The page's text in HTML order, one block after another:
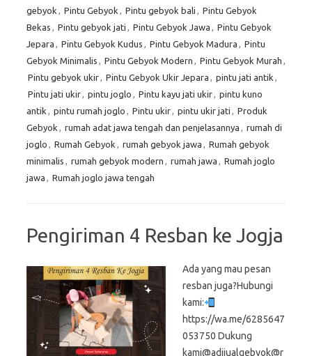
gebyok , Pintu Gebyok , Pintu gebyok bali , Pintu Gebyok
Bekas , Pintu gebyok jati , Pintu Gebyok Jawa , Pintu Gebyok
Jepara , Pintu Gebyok Kudus , Pintu Gebyok Madura , Pintu
Gebyok Minimalis , Pintu Gebyok Modern , Pintu Gebyok Murah ,
Pintu gebyok ukir, Pintu Gebyok Ukir Jepara , pintu jati antik ,
Pintu jati ukir, pintu joglo , Pintu kayu jati ukir, pintu kuno
antik , pintu rumah joglo , Pintu ukir, pintu ukir jati , Produk
Gebyok , rumah adat jawa tengah dan penjelasannya , rumah di
joglo , Rumah Gebyok , rumah gebyok jawa , Rumah gebyok
minimalis , rumah gebyok modern , rumah jawa , Rumah joglo
jawa , Rumah joglo jawa tengah
Pengiriman 4 Resban ke Jogja
Ada yang mau pesan
resban juga?Hubungi
kami:
https://wa.me/6285647
053750 Dukung
kami@adijualgebyok@r